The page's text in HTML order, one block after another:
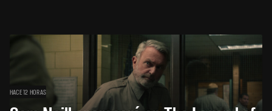
HACE 12 HORAS